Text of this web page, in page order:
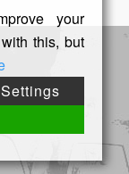
your
this, but